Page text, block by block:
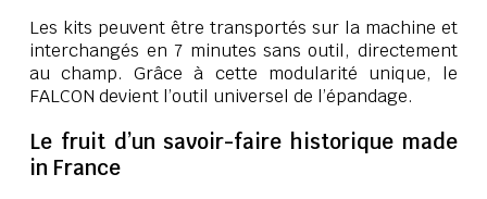
Les kits peuvent être transportés sur la machine et
interchangés en 7 minutes sans outil, directement
au champ. Grâce à cette modularité unique, le
FALCON devient l’outil universel de l’épandage.
Le fruit d’un savoir-faire historique made
in France